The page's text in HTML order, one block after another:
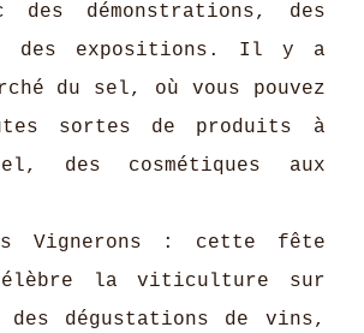
démonstrations, des
des expositions. Il y a
du sel, où vous pouvez
sortes de produits à
des cosmétiques aux
Vignerons : cette fête
la viticulture sur
dégustations de vins,